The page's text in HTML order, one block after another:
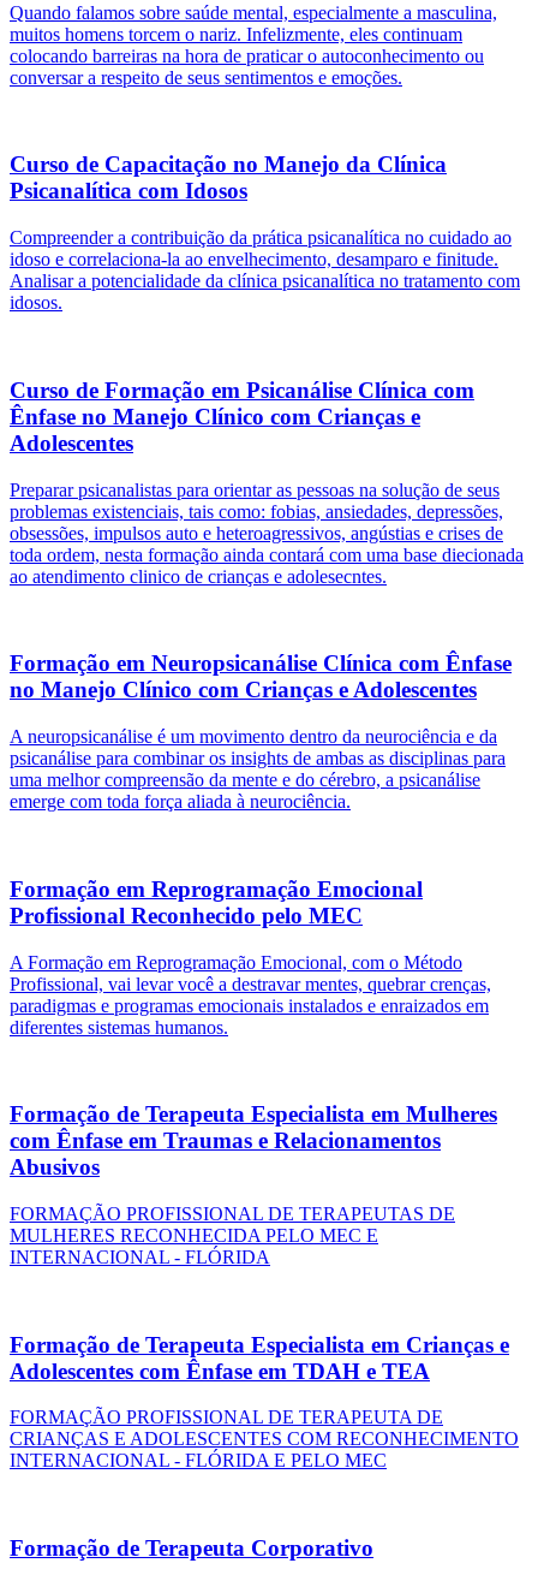
Quando falamos sobre saúde mental, especialmente a masculina,
muitos homens torcem o nariz. Infelizmente, eles continuam
colocando barreiras na hora de praticar o autoconhecimento ou
conversar a respeito de seus sentimentos e emoções.
Curso de Capacitação no Manejo da Clínica
Psicanalítica com Idosos
Compreender a contribuição da prática psicanalítica no cuidado ao
idoso e correlaciona-la ao envelhecimento, desamparo e finitude.
Analisar a potencialidade da clínica psicanalítica no tratamento com
idosos.
Curso de Formação em Psicanálise Clínica com
Ênfase no Manejo Clínico com Crianças e
Adolescentes
Preparar psicanalistas para orientar as pessoas na solução de seus
problemas existenciais, tais como: fobias, ansiedades, depressões,
obsessões, impulsos auto e heteroagressivos, angústias e crises de
toda ordem, nesta formação ainda contará com uma base diecionada
ao atendimento clinico de crianças e adolesecntes.
Formação em Neuropsicanálise Clínica com Ênfase
no Manejo Clínico com Crianças e Adolescentes
A neuropsicanálise é um movimento dentro da neurociência e da
psicanálise para combinar os insights de ambas as disciplinas para
uma melhor compreensão da mente e do cérebro, a psicanálise
emerge com toda força aliada à neurociência.
Formação em Reprogramação Emocional
Profissional Reconhecido pelo MEC
A Formação em Reprogramação Emocional, com o Método
Profissional, vai levar você a destravar mentes, quebrar crenças,
paradigmas e programas emocionais instalados e enraizados em
diferentes sistemas humanos.
Formação de Terapeuta Especialista em Mulheres
com Ênfase em Traumas e Relacionamentos
Abusivos
FORMAÇÃO PROFISSIONAL DE TERAPEUTAS DE
MULHERES RECONHECIDA PELO MEC E
INTERNACIONAL - FLÓRIDA
Formação de Terapeuta Especialista em Crianças e
Adolescentes com Ênfase em TDAH e TEA
FORMAÇÃO PROFISSIONAL DE TERAPEUTA DE
CRIANÇAS E ADOLESCENTES COM RECONHECIMENTO
INTERNACIONAL - FLÓRIDA E PELO MEC
Formação de Terapeuta Corporativo